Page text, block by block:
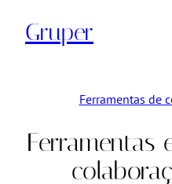
paraGruper
Ferramentas de
Ferramentas